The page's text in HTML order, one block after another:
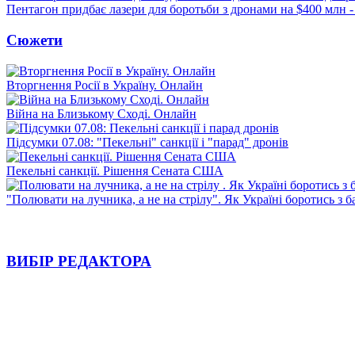
Пентагон придбає лазери для боротьби з дронами на $400 млн
Сюжети
Вторгнення Росії в Україну. Онлайн
Війна на Близькому Сході. Онлайн
Підсумки 07.08: "Пекельні" санкції і "парад" дронів
Пекельні санкції. Рішення Сената США
"Полювати на лучника, а не на стрілу". Як Україні боротись з
ВИБІР РЕДАКТОРА